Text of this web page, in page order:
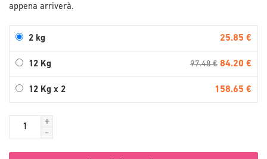
appena arriverà.
2 kg 25.85 €
12 Kg 97.48 € 84.20 €
12 Kg x 2 158.65 €
+
-